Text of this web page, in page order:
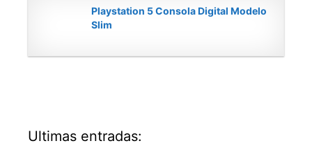
Playstation 5 Consola Digital Modelo
Slim
Ultimas entradas: